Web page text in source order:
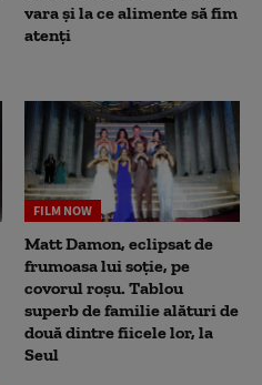
vara și la ce alimente să fim
atenți
FILM NOW
Matt Damon, eclipsat de
frumoasa lui soție, pe
covorul roșu. Tablou
superb de familie alături de
două dintre fiicele lor, la
Seul